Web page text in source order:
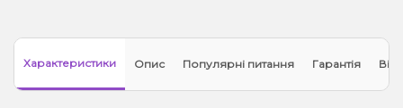
Характеристики Опис Популярні питання Гарантія